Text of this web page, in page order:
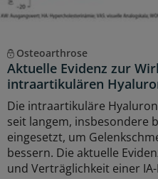
Osteoarthrose
Aktuelle Evidenz zur
intraartikulären
Die intraartikuläre
seit langem, insbesondere
eingesetzt, um
bessern. Die aktuelle
und Verträglichkeit einer